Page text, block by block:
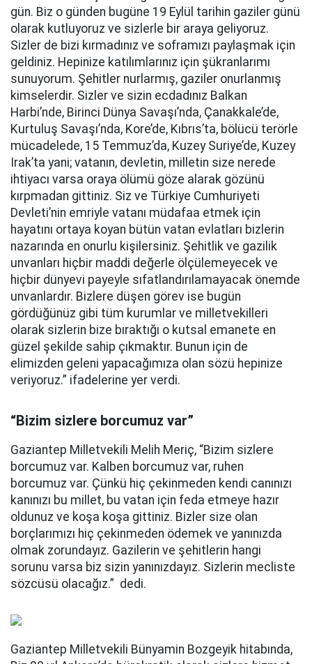
gün. Biz o günden bugüne 19 Eylül tarihin gaziler günü
olarak kutluyoruz ve sizlerle bir araya geliyoruz.
Sizler de bizi kırmadınız ve soframızı paylaşmak için
geldiniz. Hepinize katılımlarınız için şükranlarımı
sunuyorum. Şehitler nurlarmış, gaziler onurlanmış
kimselerdir. Sizler ve sizin ecdadınız Balkan
Harbi’nde, Birinci Dünya Savaşı’nda, Çanakkale’de,
Kurtuluş Savaşı’nda, Kore’de, Kıbrıs’ta, bölücü terörle
mücadelede, 15 Temmuz’da, Kuzey Suriye’de, Kuzey
Irak’ta yani; vatanın, devletin, milletin size nerede
ihtiyacı varsa oraya ölümü göze alarak gözünü
kırpmadan gittiniz. Siz ve Türkiye Cumhuriyeti
Devleti’nin emriyle vatanı müdafaa etmek için
hayatını ortaya koyan bütün vatan evlatları bizlerin
nazarında en onurlu kişilersiniz. Şehitlik ve gazilik
unvanları hiçbir maddi değerle ölçülemeyecek ve
hiçbir dünyevi payeyle sıfatlandırılamayacak önemde
unvanlardır. Bizlere düşen görev ise bugün
gördüğünüz gibi tüm kurumlar ve milletvekilleri
olarak sizlerin bize bıraktığı o kutsal emanete en
güzel şekilde sahip çıkmaktır. Bunun için de
elimizden geleni yapacağımıza olan sözü hepinize
veriyoruz.” ifadelerine yer verdi.
“Bizim sizlere borcumuz var”
Gaziantep Milletvekili Melih Meriç, “Bizim sizlere
borcumuz var. Kalben borcumuz var, ruhen
borcumuz var. Çünkü hiç çekinmeden kendi canınızı
kanınızı bu millet, bu vatan için feda etmeye hazır
oldunuz ve koşa koşa gittiniz. Bizler size olan
borçlarımızı hiç çekinmeden ödemek ve yanınızda
olmak zorundayız. Gazilerin ve şehitlerin hangi
sorunu varsa biz sizin yanınızdayız. Sizlerin mecliste
sözcüsü olacağız.” dedi.
Gaziantep Milletvekili Bünyamin Bozgeyik hitabında,